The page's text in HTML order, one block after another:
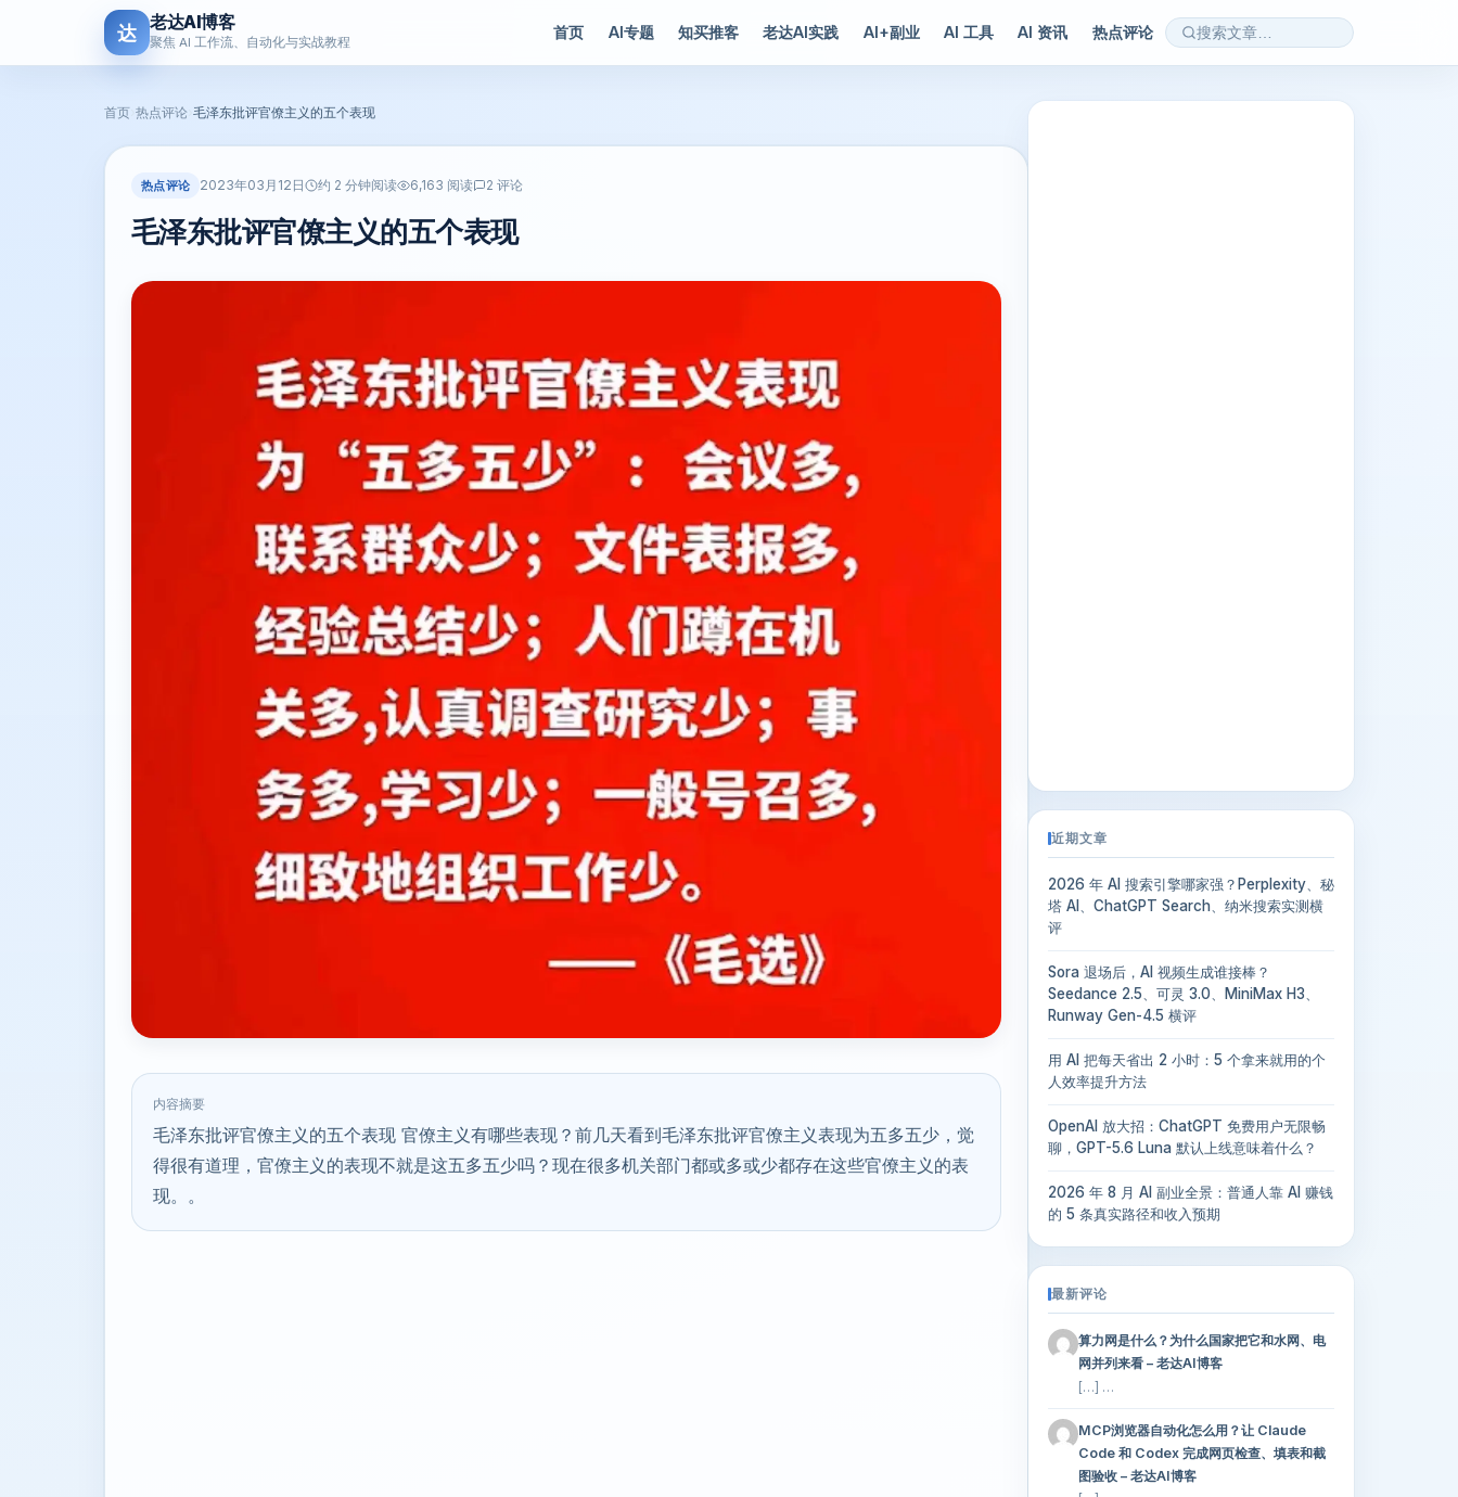
达 老达AI博客
聚焦 AI 工作流、自动化与实战教程
首页 AI专题 知买推客 老达AI实践 AI+副业 AI 工具 AI 资讯 热点评论
首页 热点评论 毛泽东批评官僚主义的五个表现
热点评论 2023年03月12日 约 2 分钟阅读 6,163 阅读 2 评论
毛泽东批评官僚主义的五个表现
内容摘要
毛泽东批评官僚主义的五个表现 官僚主义有哪些表现？前几天看到毛泽东批评官僚主义表现为五多五少，觉
得很有道理，官僚主义的表现不就是这五多五少吗？现在很多机关部门都或多或少都存在这些官僚主义的表
现。。
近期文章
2026 年 AI 搜索引擎哪家强？Perplexity、秘
塔 AI、ChatGPT Search、纳米搜索实测横
评
Sora 退场后，AI 视频生成谁接棒？
Seedance 2.5、可灵 3.0、MiniMax H3、
Runway Gen-4.5 横评
用 AI 把每天省出 2 小时：5 个拿来就用的个
人效率提升方法
OpenAI 放大招：ChatGPT 免费用户无限畅
聊，GPT-5.6 Luna 默认上线意味着什么？
2026 年 8 月 AI 副业全景：普通人靠 AI 赚钱
的 5 条真实路径和收入预期
最新评论
算力网是什么？为什么国家把它和水网、电
网并列来看 – 老达AI博客
[…] …
MCP浏览器自动化怎么用？让 Claude
Code 和 Codex 完成网页检查、填表和截
图验收 – 老达AI博客